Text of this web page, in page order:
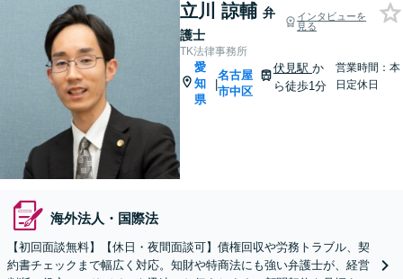
立川 諒輔 弁
護士
インタビューを
見る
TK法律事務所
愛
知
県
|
名古屋
市中区
伏見駅 か
ら徒歩1分
営業時間：本
日定休日
海外法人・国際法
【初回面談無料】【休日・夜間面談可】債権回収や労務トラブル、契
約書チェックまで幅広く対応。知財や特商法にも強い弁護士が、経営